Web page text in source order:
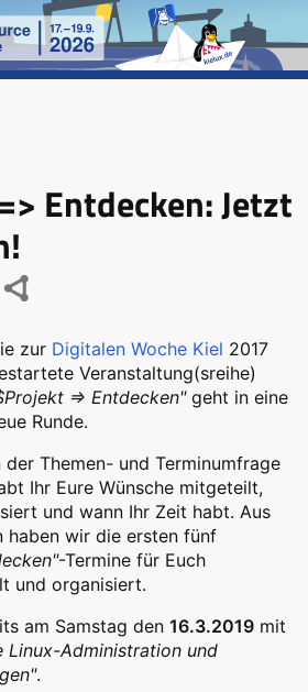
Entdecken: Jetzt
zur Digitalen Woche Kiel 2017
Veranstaltung(sreihe)
=> Entdecken"geht in eine
Runde.
der Themen- und Terminumfrage
Ihr Eure Wünsche mitgeteilt,
und wann Ihr Zeit habt. Aus
haben wir die ersten fünf
-Termine für Euch
und organisiert.
am Samstag den 16.3.2019 mit
Linux-Administration und
.